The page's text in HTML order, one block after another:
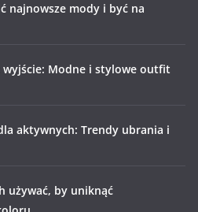
najnowsze mody i być na
wyjście: Modne i stylowe outfit
aktywnych: Trendy ubrania i
używać, by uniknąć